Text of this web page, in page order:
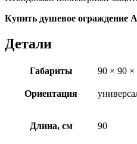
Купить душевое ограждение
Детали
Габариты 90 × 90 ×
Ориентация
Длина, см 90